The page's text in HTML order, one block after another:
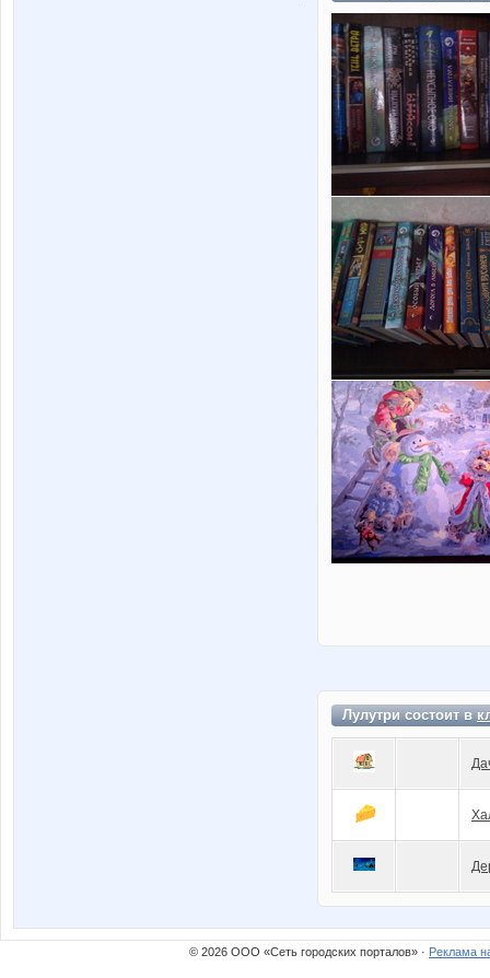
Лулутри состоит в
© 2026 ООО «Сеть городских порталов» · Реклама